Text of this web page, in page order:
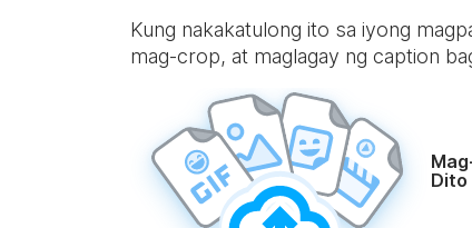
Kung nakakatulong ito sa iyong
mag-crop, at maglagay ng caption
Dito